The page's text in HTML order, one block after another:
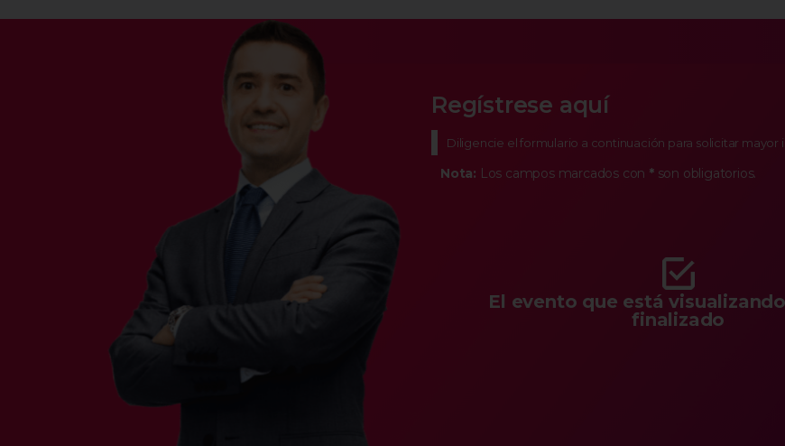
Regístrese aquí
Diligencie el formulario a continuación para solicitar mayor
Nota: Los campos marcados con *son obligatorios.
El evento que está
finalizado